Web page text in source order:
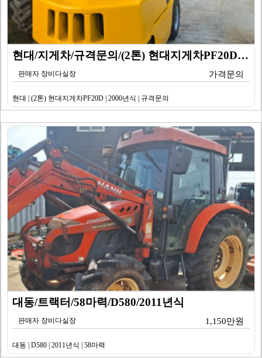
현대/지게차/규격문의/(2톤) 현대지게차PF20D/20…
판매자 장비다실장 가격문의
현대 | (2톤) 현대지게차PF20D | 2000년식 | 규격문의
대동/트랙터/58마력/D580/2011년식
판매자 장비다실장 1,150만원
대동 | D580 | 2011년식 | 58마력